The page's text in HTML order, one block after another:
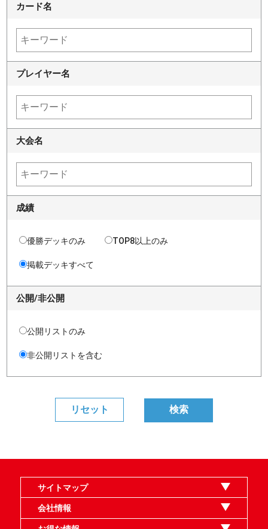
カード名
プレイヤー名
大会名
成績
優勝デッキのみ TOP8以上のみ
掲載デッキすべて
公開/非公開
公開リストのみ
非公開リストを含む
サイトマップ
オンラインショップ
買取
記事
選手一覧
デッキ検索
デッキ構築
イベント・大会
店舗のご案内
お問い合わせ
ヘルプ
FAQ
会社情報